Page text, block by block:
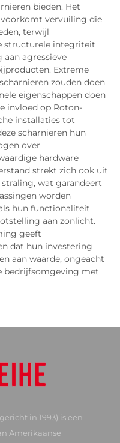
bieden. Het
vervuiling die
terwijl
structurele integriteit
agressieve
Extreme
zouden doen
eigenschappen doen
invloed op Roton-
installaties tot
scharnieren hun
over
hardware
strekt zich ook uit
wat garandeert
worden
hun functionaliteit
aan zonlicht.
geeft
dat hun investering
aan waarde, ongeacht
bedrijfsomgeving met
in 1993) is een
Amerikaanse